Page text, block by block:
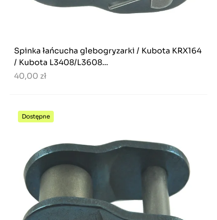
Spinka łańcucha glebogryzarki / Kubota KRX164
/ Kubota L3408/L3608...
40,00 zł
Dostępne